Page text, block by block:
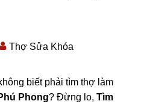
Thợ Sửa Khóa
biết phải tìm thợ làm
Phong? Đừng lo,Tìm